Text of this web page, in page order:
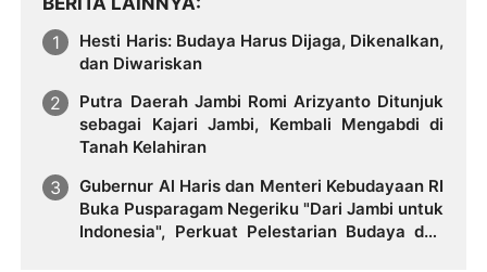
Hesti Haris: Budaya Harus Dijaga, Dikenalkan,
dan Diwariskan
Putra Daerah Jambi Romi Arizyanto Ditunjuk
sebagai Kajari Jambi, Kembali Mengabdi di
Tanah Kelahiran
Gubernur Al Haris dan Menteri Kebudayaan RI
Buka Pusparagam Negeriku "Dari Jambi untuk
Indonesia", Perkuat Pelestarian Budaya dan